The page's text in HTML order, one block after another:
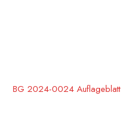
BG 2024-0024 Auflageblatt